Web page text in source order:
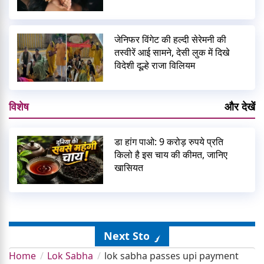
जेनिफर विंगेट की हल्दी सेरेमनी की
तस्वीरें आई सामने, देसी लुक में दिखे
विदेशी दूल्हे राजा विलियम
विशेष और देखें
डा हांग पाओ: 9 करोड़ रुपये प्रति
किलो है इस चाय की कीमत, जानिए
खासियत
Next Story
Home Lok Sabha
lok sabha passes upi payment